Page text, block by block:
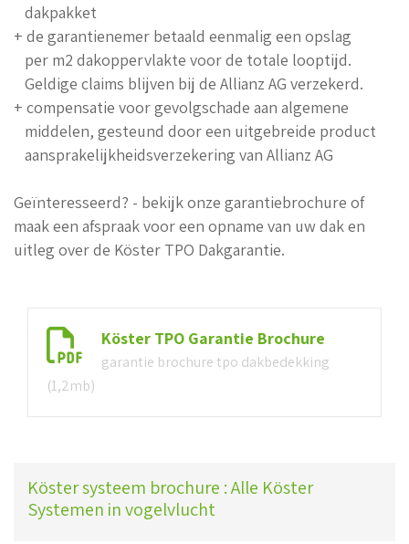
dakpakket
+ de garantienemer betaald eenmalig een opslag
per m2 dakoppervlakte voor de totale looptijd.
Geldige claims blijven bij de Allianz AG verzekerd.
+ compensatie voor gevolgschade aan algemene
middelen, gesteund door een uitgebreide product
aansprakelijkheidsverzekering van Allianz AG
Geïnteresseerd? - bekijk onze garantiebrochure of
maak een afspraak voor een opname van uw dak en
uitleg over de Köster TPO Dakgarantie.
Köster TPO Garantie Brochure
garantie brochure tpo dakbedekking
(1,2mb)
Köster systeem brochure : Alle Köster
Systemen in vogelvlucht